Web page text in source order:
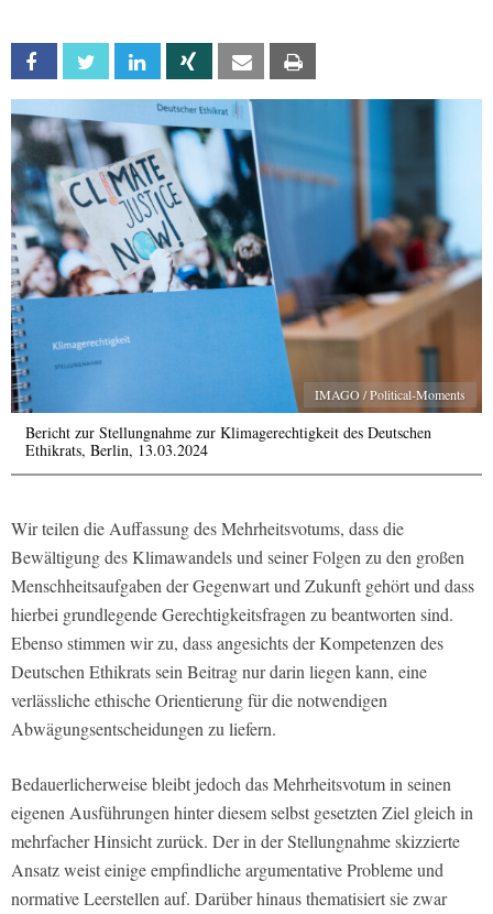
Facebook Twitter Linkedin Xing Email
IMAGO / Political-Moments
Bericht zur Stellungnahme zur Klimagerechtigkeit des Deutschen
Ethikrats, Berlin, 13.03.2024
Wir teilen die Auffassung des Mehrheitsvotums, dass die
Bewältigung des Klimawandels und seiner Folgen zu den großen
Menschheitsaufgaben der Gegenwart und Zukunft gehört und dass
hierbei grundlegende Gerechtigkeitsfragen zu beantworten sind.
Ebenso stimmen wir zu, dass angesichts der Kompetenzen des
Deutschen Ethikrats sein Beitrag nur darin liegen kann, eine
verlässliche ethische Orientierung für die notwendigen
Abwägungsentscheidungen zu liefern.
Bedauerlicherweise bleibt jedoch das Mehrheitsvotum in seinen
eigenen Ausführungen hinter diesem selbst gesetzten Ziel gleich in
mehrfacher Hinsicht zurück. Der in der Stellungnahme skizzierte
Ansatz weist einige empfindliche argumentative Probleme und
normative Leerstellen auf. Darüber hinaus thematisiert sie zwar